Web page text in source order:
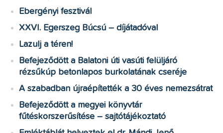
Ebergényi fesztivál
XXVI. Egerszeg Búcsú – díjátadóval
Lazulj a téren!
Befejeződött a Balatoni úti vasúti felüljáró
rézsűkúp betonlapos burkolatának cseréje
A szabadban újraépítették a 30 éves nemezsátrat
Befejeződött a megyei könyvtár
fűtéskorszerűsítése – sajtótájékoztató